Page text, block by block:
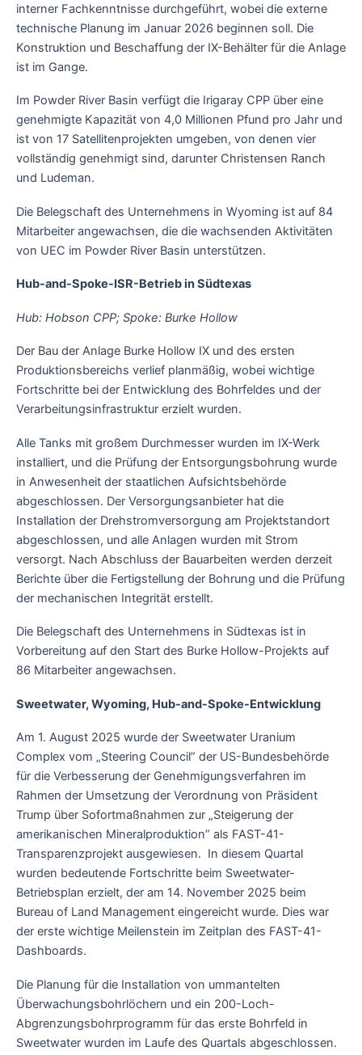
interner Fachkenntnisse durchgeführt, wobei die externe
technische Planung im Januar 2026 beginnen soll. Die
Konstruktion und Beschaffung der IX-Behälter für die Anlage
ist im Gange.
Im Powder River Basin verfügt die Irigaray CPP über eine
genehmigte Kapazität von 4,0 Millionen Pfund pro Jahr und
ist von 17 Satellitenprojekten umgeben, von denen vier
vollständig genehmigt sind, darunter Christensen Ranch
und Ludeman.
Die Belegschaft des Unternehmens in Wyoming ist auf 84
Mitarbeiter angewachsen, die die wachsenden Aktivitäten
von UEC im Powder River Basin unterstützen.
Hub-and-Spoke-ISR-Betrieb in Südtexas
Hub: Hobson CPP; Spoke: Burke Hollow
Der Bau der Anlage Burke Hollow IX und des ersten
Produktionsbereichs verlief planmäßig, wobei wichtige
Fortschritte bei der Entwicklung des Bohrfeldes und der
Verarbeitungsinfrastruktur erzielt wurden.
Alle Tanks mit großem Durchmesser wurden im IX-Werk
installiert, und die Prüfung der Entsorgungsbohrung wurde
in Anwesenheit der staatlichen Aufsichtsbehörde
abgeschlossen. Der Versorgungsanbieter hat die
Installation der Drehstromversorgung am Projektstandort
abgeschlossen, und alle Anlagen wurden mit Strom
versorgt. Nach Abschluss der Bauarbeiten werden derzeit
Berichte über die Fertigstellung der Bohrung und die Prüfung
der mechanischen Integrität erstellt.
Die Belegschaft des Unternehmens in Südtexas ist in
Vorbereitung auf den Start des Burke Hollow-Projekts auf
86 Mitarbeiter angewachsen.
Sweetwater, Wyoming, Hub-and-Spoke-Entwicklung
Am 1. August 2025 wurde der Sweetwater Uranium
Complex vom „Steering Council” der US-Bundesbehörde
für die Verbesserung der Genehmigungsverfahren im
Rahmen der Umsetzung der Verordnung von Präsident
Trump über Sofortmaßnahmen zur „Steigerung der
amerikanischen Mineralproduktion” als FAST-41-
Transparenzprojekt ausgewiesen. In diesem Quartal
wurden bedeutende Fortschritte beim Sweetwater-
Betriebsplan erzielt, der am 14. November 2025 beim
Bureau of Land Management eingereicht wurde. Dies war
der erste wichtige Meilenstein im Zeitplan des FAST-41-
Dashboards.
Die Planung für die Installation von ummantelten
Überwachungsbohrlöchern und ein 200-Loch-
Abgrenzungsbohrprogramm für das erste Bohrfeld in
Sweetwater wurden im Laufe des Quartals abgeschlossen.